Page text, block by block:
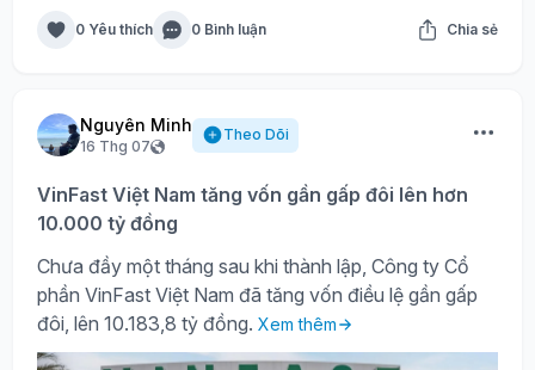
0 Yêu thích 0 Bình luận Chia sẻ
Nguyên Minh
16 Thg 07
Theo Dõi
VinFast Việt Nam tăng vốn gần gấp đôi lên hơn
10.000 tỷ đồng
Chưa đầy một tháng sau khi thành lập, Công ty Cổ
phần VinFast Việt Nam đã tăng vốn điều lệ gần gấp
đôi, lên 10.183,8 tỷ đồng. Xem thêm